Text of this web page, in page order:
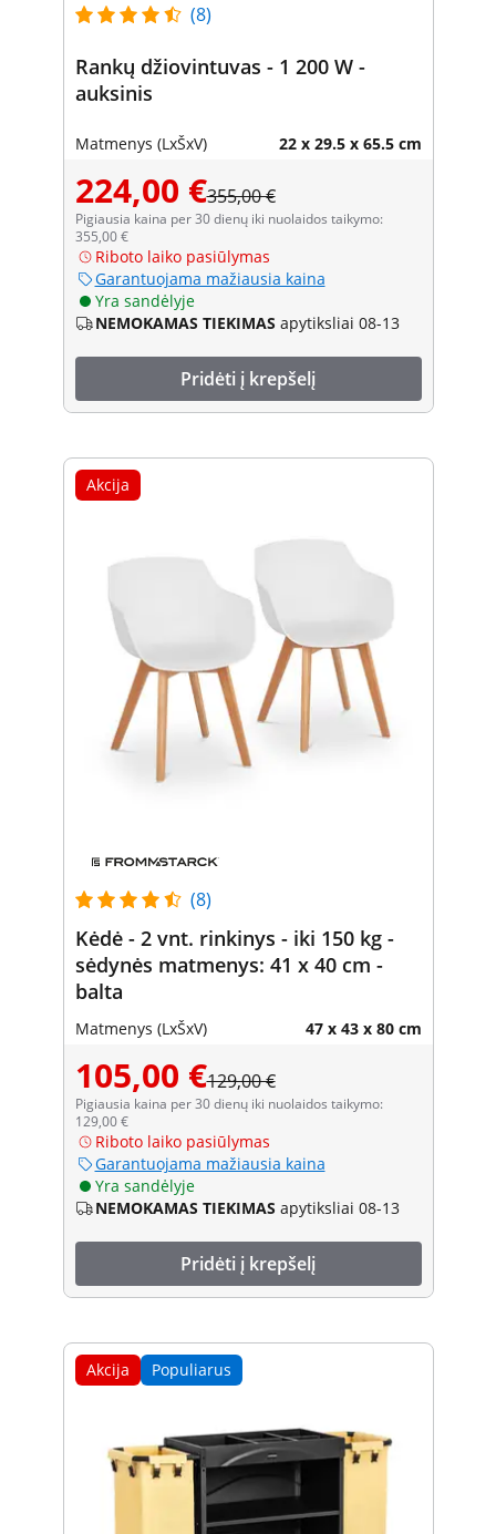
(8)
Rankų džiovintuvas - 1 200 W -
auksinis
Matmenys (LxŠxV) 22 x 29.5 x 65.5 cm
224,00 €355,00 €
Pigiausia kaina per 30 dienų iki nuolaidos taikymo:
355,00 €
Riboto laiko pasiūlymas
Garantuojama mažiausia kaina
Yra sandėlyje
NEMOKAMAS TIEKIMAS apytiksliai 08-13
Pridėti į krepšelį
Akcija
(8)
Kėdė - 2 vnt. rinkinys - iki 150 kg -
sėdynės matmenys: 41 x 40 cm -
balta
Matmenys (LxŠxV) 47 x 43 x 80 cm
105,00 €129,00 €
Pigiausia kaina per 30 dienų iki nuolaidos taikymo:
129,00 €
Riboto laiko pasiūlymas
Garantuojama mažiausia kaina
Yra sandėlyje
NEMOKAMAS TIEKIMAS apytiksliai 08-13
Pridėti į krepšelį
Akcija Populiarus